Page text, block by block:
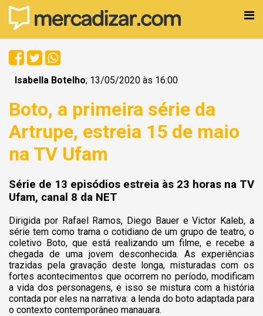
Isabella Botelho; 13/05/2020 às 16:00
Boto, a primeira série da
Artrupe, estreia 15 de maio
na TV Ufam
Série de 13 episódios estreia às 23 horas na TV
Ufam, canal 8 da NET
Dirigida por Rafael Ramos, Diego Bauer e Victor Kaleb, a
série tem como trama o cotidiano de um grupo de teatro, o
coletivo Boto, que está realizando um filme, e recebe a
chegada de uma jovem desconhecida. As experiências
trazidas pela gravação deste longa, misturadas com os
fortes acontecimentos que ocorrem no período, modificam
a vida dos personagens, e isso se mistura com a história
contada por eles na narrativa: a lenda do boto adaptada para
o contexto contemporâneo manauara.